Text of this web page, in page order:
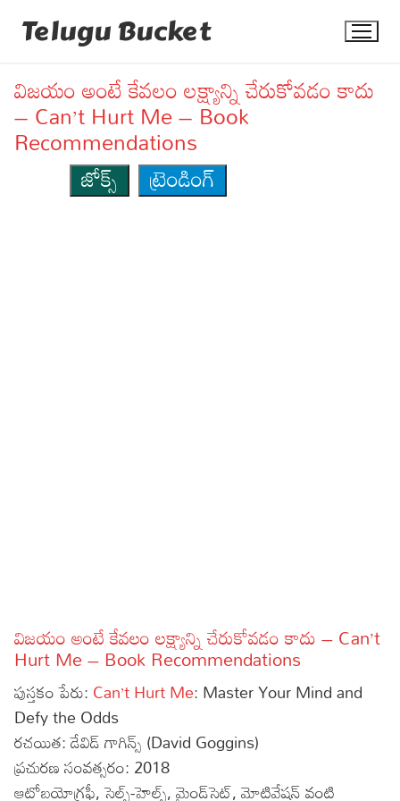
Telugu Bucket
Quotes
Articles
Facts
Devotional
Christianity
Hinduism
Hindi
Lyrics in Hindi – Devotional Songs
Tamil
విజయం అంటే కేవలం లక్ష్యాన్ని చేరుకోవడం కాదు
– Can’t Hurt Me – Book
Recommendations
జోక్స్
ట్రెండింగ్
విజయం అంటే కేవలం లక్ష్యాన్ని చేరుకోవడం కాదు – Can’t
Hurt Me – Book Recommendations
పుస్తకం పేరు:Can’t Hurt Me: Master Your Mind and
Defy the Odds
రచయిత: డేవిడ్ గాగిన్స్ (David Goggins)
ప్రచురణ సంవత్సరం: 2018
ఆటోబయోగ్రఫీ, సెల్ఫ్-హెల్ప్, మైండ్‌సెట్, మోటివేషన్ వంటి